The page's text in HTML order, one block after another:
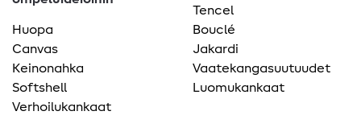
Huopa
Canvas
Keinonahka
Softshell
Verhoilukankaat
Tencel
Bouclé
Jakardi
Vaatekangasuutuudet
Luomukankaat